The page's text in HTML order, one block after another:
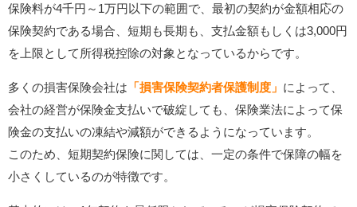
保険料が4千円～1万円以下の範囲で、最初の契約が金額相応の
保険契約である場合、短期も長期も、支払金額もしくは3,000円
を上限として所得税控除の対象となっているからです。
多くの損害保険会社は 「損害保険契約者保護制度」 によって、
会社の経営が保険金支払いで破綻しても、保険業法によって保
険金の支払いの凍結や減額ができるようになっています。
このため、短期契約保険に関しては、一定の条件で保障の幅を
小さくしているのが特徴です。